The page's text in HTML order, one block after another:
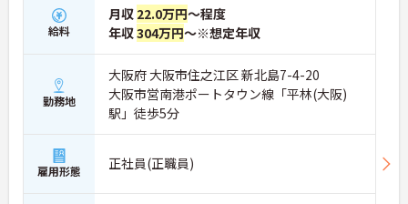
給料
月収 22.0万円～程度
年収304万円～※想定年収
勤務地
大阪府 大阪市住之江区 新北島7-4-20
大阪市営南港ポートタウン線「平林(大阪)
駅」徒歩5分
雇用形態 正社員(正職員)